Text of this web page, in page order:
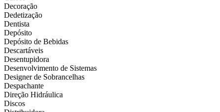
Decoração
Dedetização
Dentista
Depósito
Depósito de Bebidas
Descartáveis
Desentupidora
Desenvolvimento de Sistemas
Designer de Sobrancelhas
Despachante
Direção Hidráulica
Discos